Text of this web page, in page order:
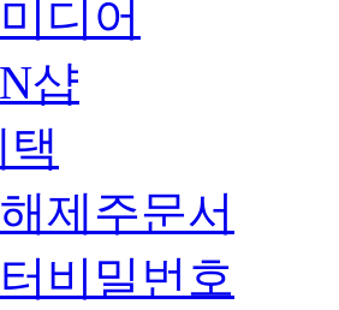
디어
샵
제주문서
비밀번호